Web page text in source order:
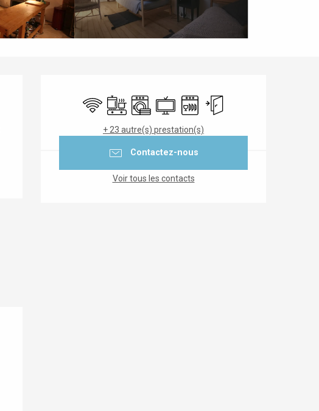
Ouverture et coordonnées
WiFi Plaque de cuisson
Lave lingeTélévisionLave vaisselle
Entrée indépendante
+ 23 autre(s) prestation(s)
Contactez-nous
Voir tous les contacts